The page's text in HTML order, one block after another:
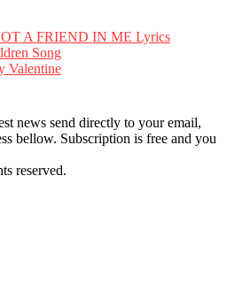
A FRIEND IN ME Lyrics
Song
Valentine
news send directly to your email,
bellow. Subscription is free and you
reserved.